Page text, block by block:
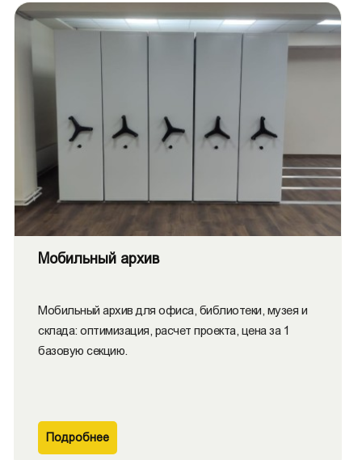
Мобильный архив
Мобильный архив для офиса, библиотеки, музея и
склада: оптимизация, расчет проекта, цена за 1
базовую секцию.
Подробнее